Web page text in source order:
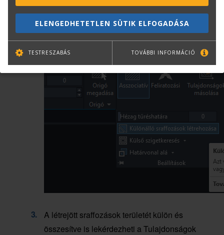
létrehozása lehetőségre. Tetszőleges
sorrendben kattintson bele a szobákba, majd
nyomjon Entert.
A létrejött sraffozások területét külön és
összesítve is lekérdezheti a Tulajdonságok
ELENGEDHETETLEN SÜTIK ELFOGADÁSA
TESTRESZABÁS TOVÁBBI INFORMÁCIÓ